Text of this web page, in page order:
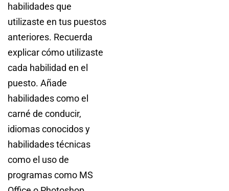
habilidades que
utilizaste en tus puestos
anteriores. Recuerda
explicar cómo utilizaste
cada habilidad en el
puesto. Añade
habilidades como el
carné de conducir,
idiomas conocidos y
habilidades técnicas
como el uso de
programas como MS